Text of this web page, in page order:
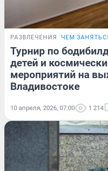
РАЗВЛЕЧЕНИЯ ЧЕМ
Турнир по
детей и
мероприятий на
Владивостоке
10 апреля, 2026, 07:00 1 214